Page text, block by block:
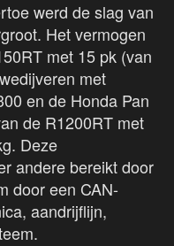
werd de slag van
Het vermogen
met 15 pk (van
met
en de Honda Pan
de R1200RT met
Deze
andere bereikt door
door een CAN-
aandrijflijn,